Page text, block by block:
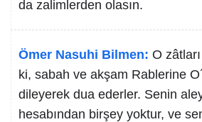
da zalimlerden olasın.
Ömer Nasuhi Bilmen: O
ki, sabah ve akşam Rablerine
dileyerek dua ederler. Senin
hesabından birşey yoktur, ve